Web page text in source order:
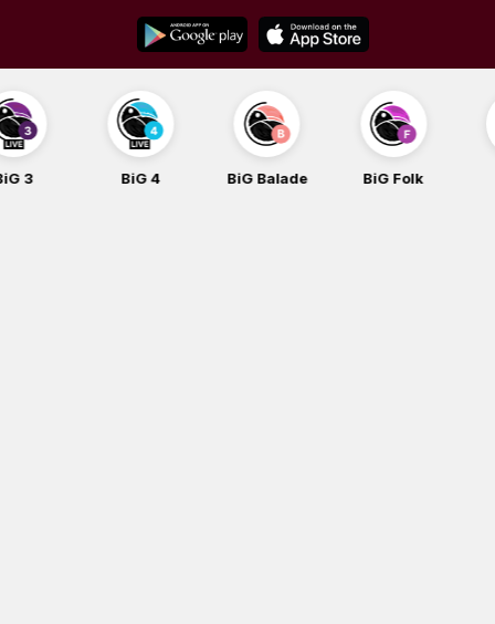
content
BiG Balade BiG Folk BiG iG